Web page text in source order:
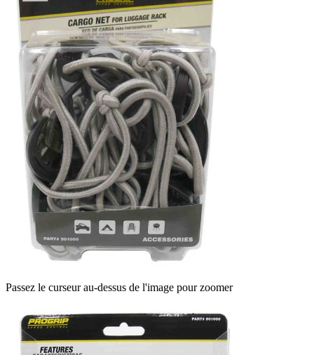
Passez le curseur au-dessus de l'image pour zoomer